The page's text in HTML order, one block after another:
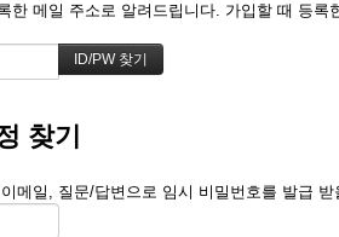
한 메일 주소로 알려드립니다. 가입할 때 등
찾기
메일, 질문/답변으로 임시 비밀번호를 발급 받